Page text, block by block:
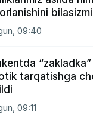
09:40
tarqatishga
09:11